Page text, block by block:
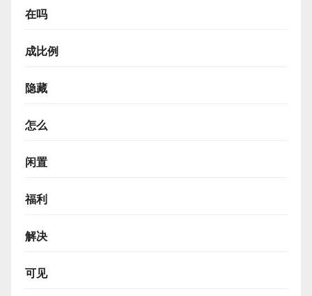
在吗
成比例
隐藏
怎么
闲置
福利
解决
可见